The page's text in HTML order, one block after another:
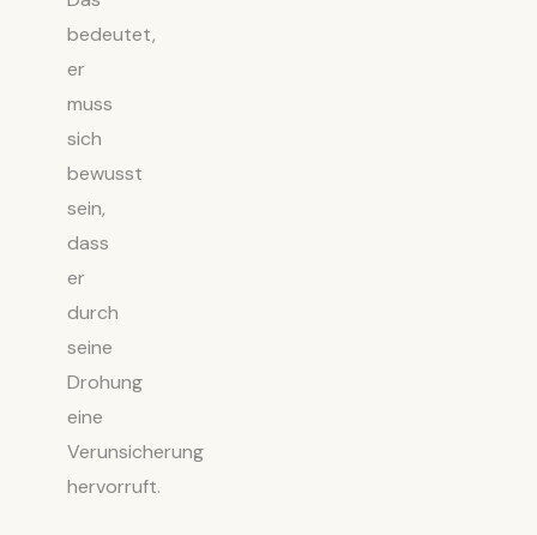
bedeutet,
er
muss
sich
bewusst
sein,
dass
er
durch
seine
Drohung
eine
Verunsicherung
hervorruft.